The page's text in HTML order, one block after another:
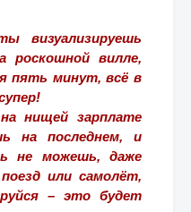
визуализируешь
роскошной вилле,
пять минут, всё в
нищей зарплате
на последнем, и
не можешь, даже
или самолёт,
– это будет